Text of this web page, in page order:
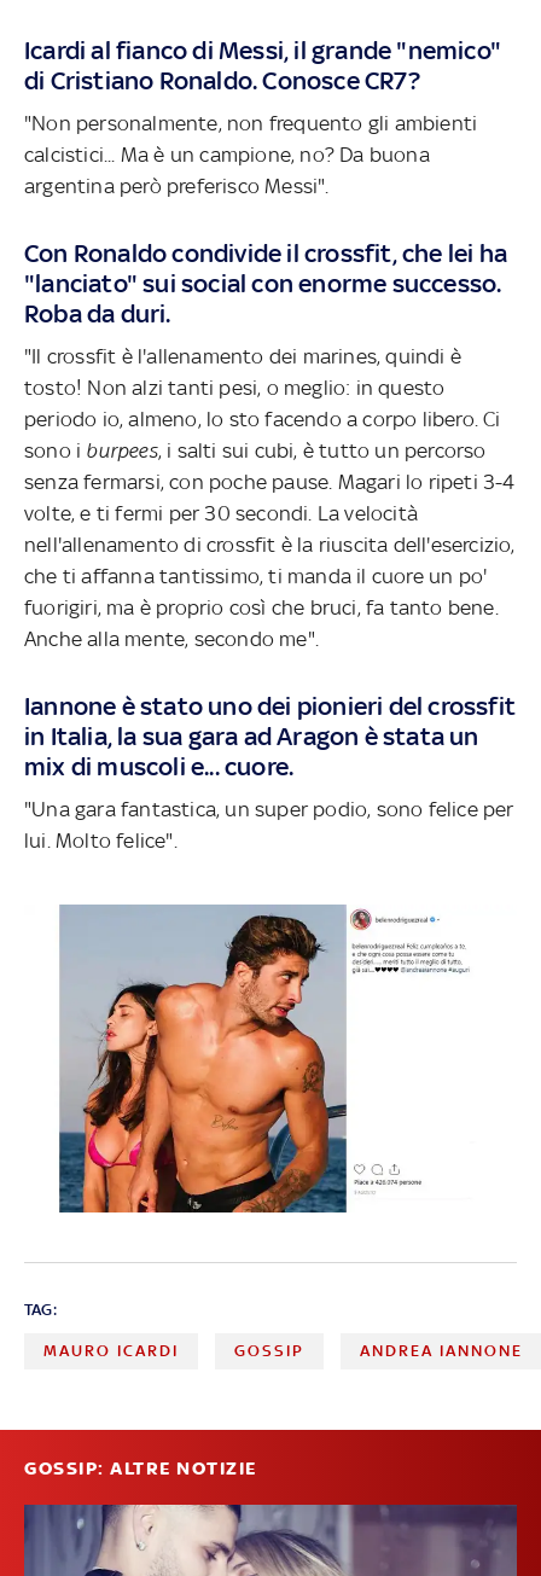
Icardi al fianco di Messi, il grande "nemico"
di Cristiano Ronaldo. Conosce CR7?
"Non personalmente, non frequento gli ambienti
calcistici... Ma è un campione, no? Da buona
argentina però preferisco Messi".
Con Ronaldo condivide il crossfit, che lei ha
"lanciato" sui social con enorme successo.
Roba da duri.
"Il crossfit è l'allenamento dei marines, quindi è
tosto! Non alzi tanti pesi, o meglio: in questo
periodo io, almeno, lo sto facendo a corpo libero. Ci
sono i burpees, i salti sui cubi, è tutto un percorso
senza fermarsi, con poche pause. Magari lo ripeti 3-4
volte, e ti fermi per 30 secondi. La velocità
nell'allenamento di crossfit è la riuscita dell'esercizio,
che ti affanna tantissimo, ti manda il cuore un po'
fuorigiri, ma è proprio così che bruci, fa tanto bene.
Anche alla mente, secondo me".
Iannone è stato uno dei pionieri del crossfit
in Italia, la sua gara ad Aragon è stata un
mix di muscoli e... cuore.
"Una gara fantastica, un super podio, sono felice per
lui. Molto felice".
TAG:
MAURO ICARDI GOSSIP ANDREA IANNONE
GOSSIP: ALTRE NOTIZIE